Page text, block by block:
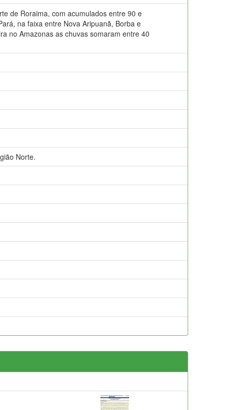
de Roraima, com acumulados entre 90 e
na faixa entre Nova Aripuanã, Borba e
no Amazonas as chuvas somaram entre 40
Norte.